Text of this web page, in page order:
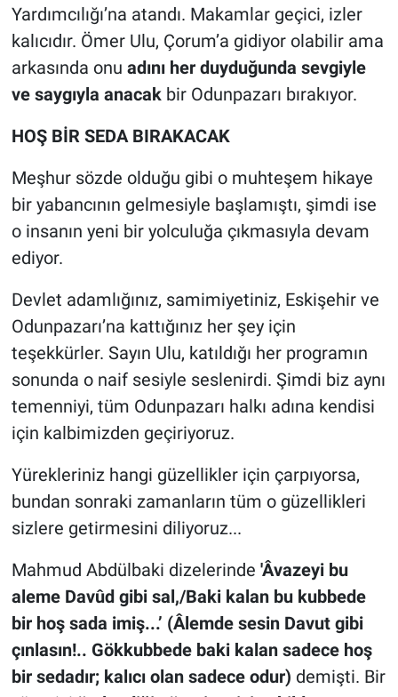
Yardımcılığı’na atandı. Makamlar geçici, izler
kalıcıdır. Ömer Ulu, Çorum’a gidiyor olabilir ama
arkasında onu adını her duyduğunda sevgiyle
ve saygıyla anacakbir Odunpazarı bırakıyor.
HOŞ BİR SEDA BIRAKACAK
Meşhur sözde olduğu gibi o muhteşem hikaye
bir yabancının gelmesiyle başlamıştı, şimdi ise
o insanın yeni bir yolculuğa çıkmasıyla devam
ediyor.
Devlet adamlığınız, samimiyetiniz, Eskişehir ve
Odunpazarı’na kattığınız her şey için
teşekkürler. Sayın Ulu, katıldığı her programın
sonunda o naif sesiyle seslenirdi. Şimdi biz aynı
temenniyi, tüm Odunpazarı halkı adına kendisi
için kalbimizden geçiriyoruz.
Yürekleriniz hangi güzellikler için çarpıyorsa,
bundan sonraki zamanların tüm o güzellikleri
sizlere getirmesini diliyoruz...
Mahmud Abdülbaki dizelerinde 'Âvazeyi bu
aleme Davûd gibi sal,/Baki kalan bu kubbede
bir hoş sada imiş...’ (Âlemde sesin Davut gibi
çınlasın!.. Gökkubbede baki kalan sadece hoş
bir sedadır; kalıcı olan sadece odur) demişti. Bir